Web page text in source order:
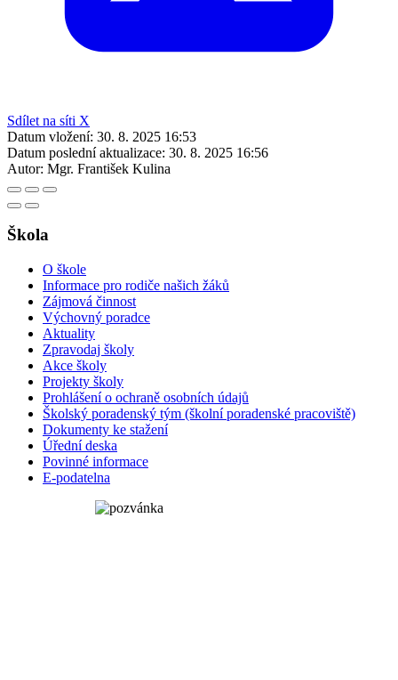
Sdílet na síti X
Datum vložení: 30. 8. 2025 16:53
Datum poslední aktualizace: 30. 8. 2025 16:56
Autor: Mgr. František Kulina
Škola
O škole
Informace pro rodiče našich žáků
Zájmová činnost
Výchovný poradce
Aktuality
Zpravodaj školy
Akce školy
Projekty školy
Prohlášení o ochraně osobních údajů
Školský poradenský tým (školní poradenské pracoviště)
Dokumenty ke stažení
Úřední deska
Povinné informace
E-podatelna